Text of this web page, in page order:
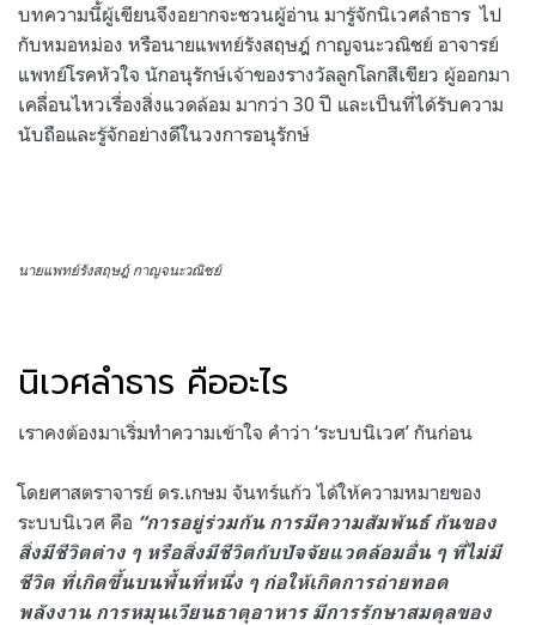
บทความนี้ผู้เขียนจึงอยากจะชวนผู้อ่าน มารู้จักนิเวศลำธาร ไป
กับหมอหม่อง หรือนายแพทย์รังสฤษฎ์ กาญจนะวณิชย์ อาจารย์
แพทย์โรคหัวใจ นักอนุรักษ์เจ้าของรางวัลลูกโลกสีเขียว ผู้ออกมา
เคลื่อนไหวเรื่องสิ่งแวดล้อม มากว่า 30 ปี และเป็นที่ได้รับความ
นับถือและรู้จักอย่างดีในวงการอนุรักษ์
นายแพทย์รังสฤษฎ์ กาญจนะวณิชย์
นิเวศลำธาร คืออะไร
เราคงต้องมาเริ่มทำความเข้าใจ คำว่า ‘ระบบนิเวศ’ กันก่อน
โดยศาสตราจารย์ ดร.เกษม จันทร์แก้ว ได้ให้ความหมายของ
ระบบนิเวศ คือ “การอยู่ร่วมกัน การมีความสัมพันธ์ กันของ
สิ่งมีชีวิตต่าง ๆ หรือสิ่งมีชีวิตกับปัจจัยแวดล้อมอื่น ๆ ที่ไม่มี
ชีวิต ที่เกิดขึ้นบนพื้นที่หนึ่ง ๆ ก่อให้เกิดการถ่ายทอด
พลังงาน การหมุนเวียนธาตุอาหาร มีการรักษาสมดุลของ